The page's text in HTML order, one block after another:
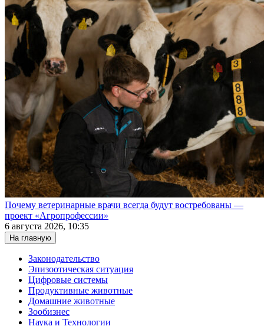
Почему ветеринарные врачи всегда будут востребованы —
проект «Агропрофессии»
6 августа 2026, 10:35
На главную
Законодательство
Эпизоотическая ситуация
Цифровые системы
Продуктивные животные
Домашние животные
Зообизнес
Наука и Технологии